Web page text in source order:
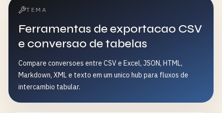
TEMA
Ferramentas de exportacao CSV
e conversao de tabelas
Compare conversoes entre CSV e Excel, JSON, HTML,
Markdown, XML e texto em um unico hub para fluxos de
intercambio tabular.